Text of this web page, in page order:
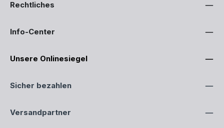
Rechtliches
Info-Center
Unsere Onlinesiegel
Sicher bezahlen
Versandpartner